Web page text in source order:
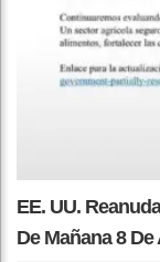
EE. UU.
De Mañana 8